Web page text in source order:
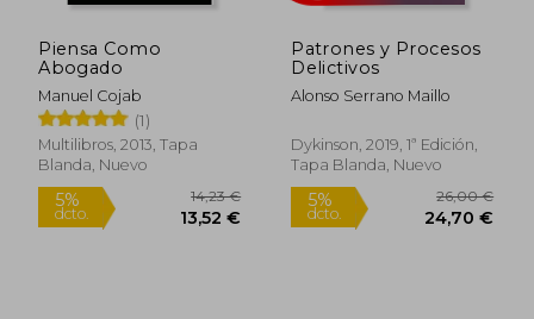
Piensa Como
Abogado
Manuel Cojab
(1)
Multilibros, 2013, Tapa
Blanda, Nuevo
Patrones y Procesos
Delictivos
Alonso Serrano Maillo
Dykinson, 2019, 1ª Edición,
Tapa Blanda, Nuevo